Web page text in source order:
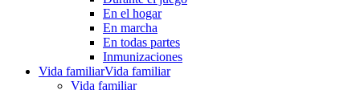
En el hogar
En marcha
En todas partes
Inmunizaciones
Vida familiarVida familiar
Vida familiar